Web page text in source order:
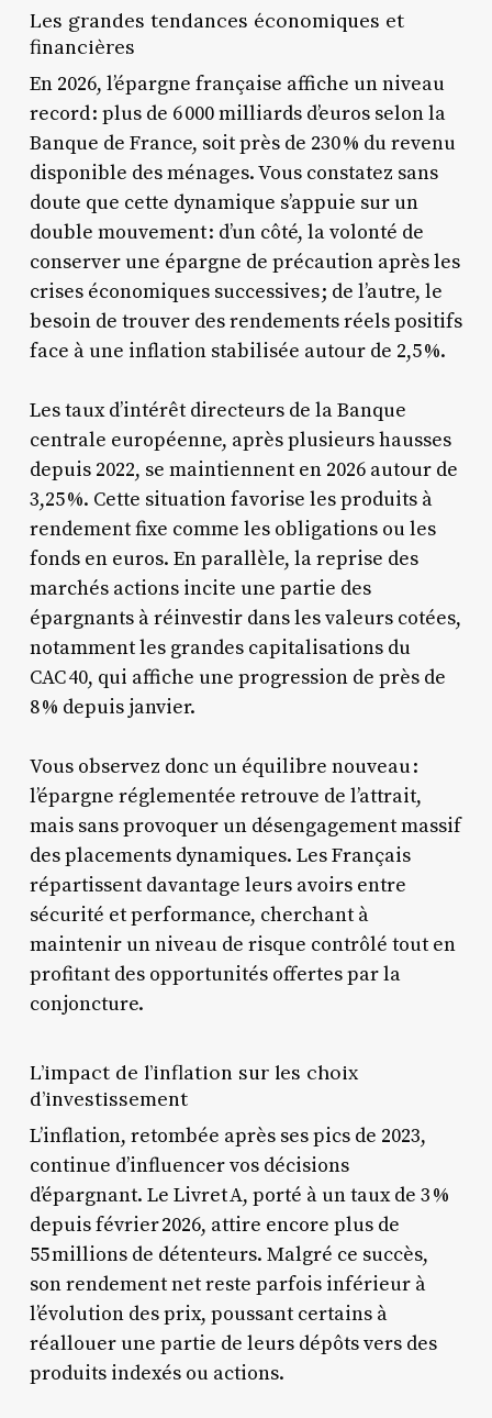
Les grandes tendances économiques et
financières
En 2026, l’épargne française affiche un niveau
record : plus de 6 000 milliards d’euros selon la
Banque de France, soit près de 230 % du revenu
disponible des ménages. Vous constatez sans
doute que cette dynamique s’appuie sur un
double mouvement : d’un côté, la volonté de
conserver une épargne de précaution après les
crises économiques successives ; de l’autre, le
besoin de trouver des rendements réels positifs
face à une inflation stabilisée autour de 2,5 %.
Les taux d’intérêt directeurs de la Banque
centrale européenne, après plusieurs hausses
depuis 2022, se maintiennent en 2026 autour de
3,25 %. Cette situation favorise les produits à
rendement fixe comme les obligations ou les
fonds en euros. En parallèle, la reprise des
marchés actions incite une partie des
épargnants à réinvestir dans les valeurs cotées,
notamment les grandes capitalisations du
CAC 40, qui affiche une progression de près de
8 % depuis janvier.
Vous observez donc un équilibre nouveau :
l’épargne réglementée retrouve de l’attrait,
mais sans provoquer un désengagement massif
des placements dynamiques. Les Français
répartissent davantage leurs avoirs entre
sécurité et performance, cherchant à
maintenir un niveau de risque contrôlé tout en
profitant des opportunités offertes par la
conjoncture.
L’impact de l’inflation sur les choix
d’investissement
L’inflation, retombée après ses pics de 2023,
continue d’influencer vos décisions
d’épargnant. Le Livret A, porté à un taux de 3 %
depuis février 2026, attire encore plus de
55 millions de détenteurs. Malgré ce succès,
son rendement net reste parfois inférieur à
l’évolution des prix, poussant certains à
réallouer une partie de leurs dépôts vers des
produits indexés ou actions.